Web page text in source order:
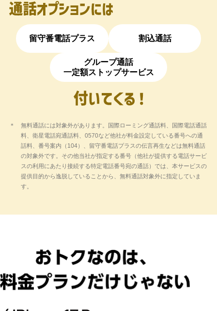
ルドを連携済みのお客さま：ペイト
ク2適用時より（+10%、上限4,000円
相当/月）が適用されます。
ペイトク2の適用された月にPayPay
アプリにPayPayカード ゴールドを
連携したお客さま：ペイトク2が適用
された月の翌請求月（翌々月）から
適用されます。ペイトク2特典
用されるまではペイトク2特典
（+5%、上限3,000円相当/月）が適
用されます。
PayPayカード ゴールドをお持ちでないお客
さまはペイトク2特典（+5%）が適用されま
アカウント連携が必要です。
留守番電話プラス 割込通話
グループ通話
一定額ストップサービス
無料通話には対象外があります。国際ローミング通話料、国際電話通話
料、衛星電話宛通話料、0570など他社が料金設定している番号への通
話料、番号案内（104）、留守番電話プラスの伝言再生などは無料通話
の対象外です。その他当社が指定する番号（他社が提供する電話サービ
スの利用にあたり接続する特定電話番号宛の通話）では、本サービスの
提供目的から逸脱していることから、無料通話対象外に指定していま
す。